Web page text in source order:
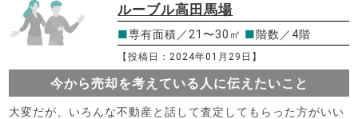
ルーブル高田馬場
■専有面積／21〜30㎡ ■階数／4階
【投稿日：2024年01月29日】
今から売却を考えている人に伝えたいこと
大変だが、いろんな不動産と話して査定してもらった方がいい